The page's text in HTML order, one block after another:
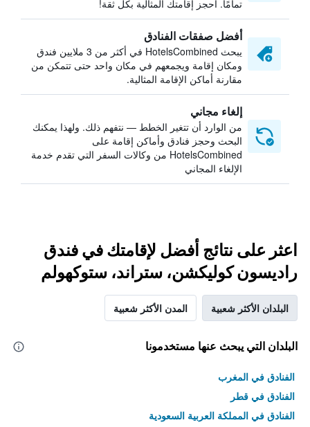
تمامًا. احجز إقامتك المثالية بكل ثقة!
أفضل صفقات الفنادق
يبحث HotelsCombined في أكثر من 3 ملايين فندق
ومكان إقامة ويجمعهم في مكان واحد حتى تتمكن من
مقارنة أماكن الإقامة المثالية.
إلغاء مجاني
من الوارد أن تتغير الخطط — نتفهم ذلك. ولهذا يمكنك
البحث وحجز فنادق وأماكن إقامة على
HotelsCombined من وكالات السفر التي تقدم خدمة
الإلغاء المجاني
اعثر على نتائج أفضل لإقامتك في فندق
راديسون كوليكشن، ستراند، ستوكهولم
البلدان الأكثر شعبية المدن الأكثر شعبية
البلدان التي يبحث عنها مستخدمونا
الفنادق في المغرب
الفنادق في قطر
الفنادق في المملكة العربية السعودية